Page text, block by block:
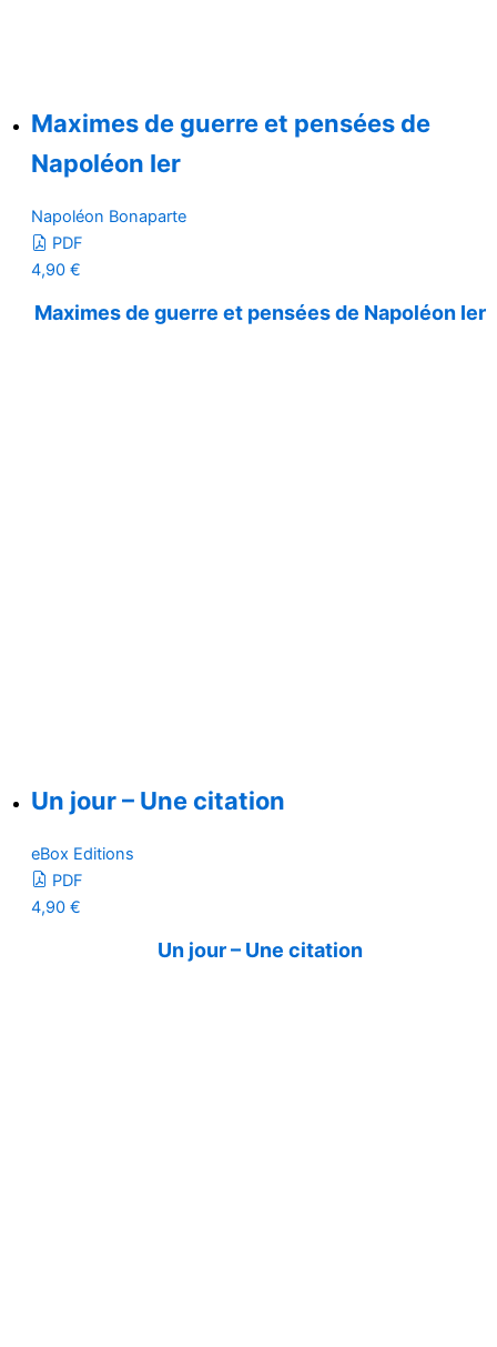
Maximes de guerre et pensées de
Napoléon Ier
Napoléon Bonaparte
PDF
4,90 €
Maximes de guerre et pensées de Napoléon Ier
Un jour – Une citation
eBox Editions
PDF
4,90 €
Un jour – Une citation